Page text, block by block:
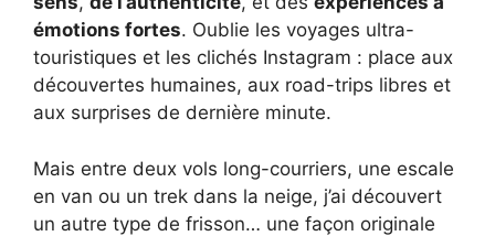
émotions fortes. Oublie les voyages ultra-
touristiques et les clichés Instagram : place aux
découvertes humaines, aux road-trips libres et
aux surprises de dernière minute.
Mais entre deux vols long-courriers, une escale
en van ou un trek dans la neige, j’ai découvert
un autre type de frisson… une façon originale